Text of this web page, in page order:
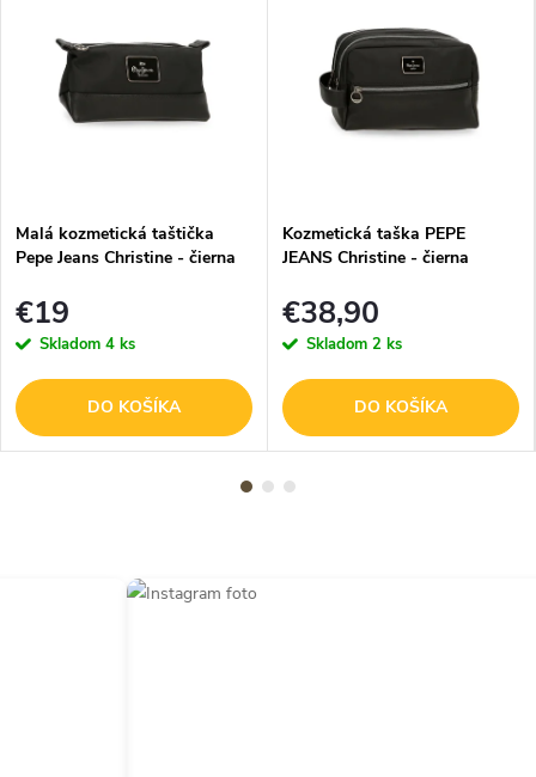
Malá kozmetická taštička
Pepe Jeans Christine - čierna
€19
Skladom 4 ks
DO KOŠÍKA
Kozmetická taška PEPE
JEANS Christine - čierna
€38,90
Skladom 2 ks
DO KOŠÍKA